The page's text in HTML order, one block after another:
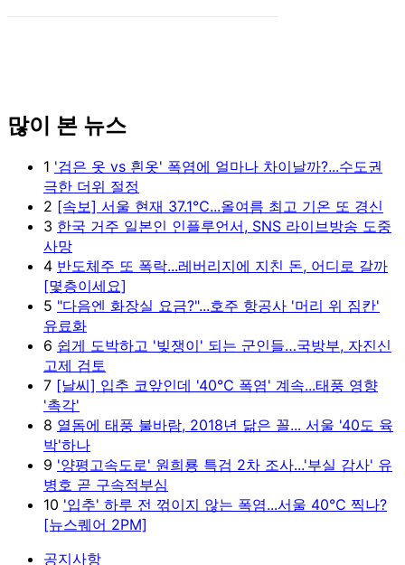
많이 본 뉴스
1 '검은 옷 vs 흰옷' 폭염에 얼마나 차이날까?...수도권
극한 더위 절정
2 [속보] 서울 현재 37.1℃...올여름 최고 기온 또 경신
3 한국 거주 일본인 인플루언서, SNS 라이브방송 도중
사망
4 반도체주 또 폭락...레버리지에 지친 돈, 어디로 갈까
[몇층이세요]
5 "다음엔 화장실 요금?"...호주 항공사 '머리 위 짐칸'
유료화
6 쉽게 도박하고 '빚쟁이' 되는 군인들…국방부, 자진신
고제 검토
7 [날씨] 입추 코앞인데 '40℃ 폭염' 계속...태풍 영향
'촉각'
8 열돔에 태풍 불바람, 2018년 닮은 꼴... 서울 '40도 육
박'하나
9 '양평고속도로' 원희룡 특검 2차 조사...'부실 감사' 유
병호 곧 구속적부심
10 '입추' 하루 전 꺾이지 않는 폭염...서울 40℃ 찍나?
[뉴스퀘어 2PM]
공지사항